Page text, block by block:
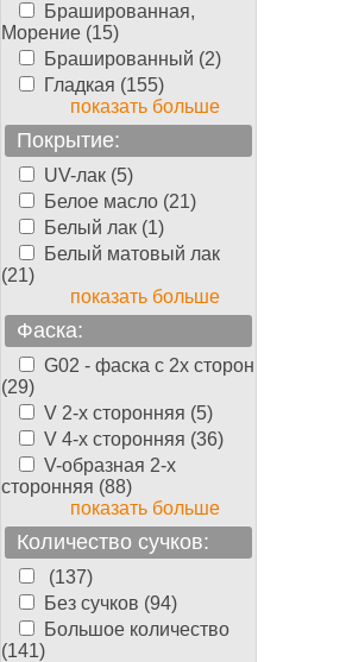
Брашированная,
Морение (15)
Брашированный (2)
Гладкая (155)
показать больше
Покрытие:
UV-лак (5)
Белое масло (21)
Белый лак (1)
Белый матовый лак
(21)
показать больше
Фаска:
G02 - фаска с 2х сторон
(29)
V 2-х сторонняя (5)
V 4-х сторонняя (36)
V-образная 2-х
сторонняя (88)
показать больше
Количество сучков:
(137)
Без сучков (94)
Большое количество
(141)